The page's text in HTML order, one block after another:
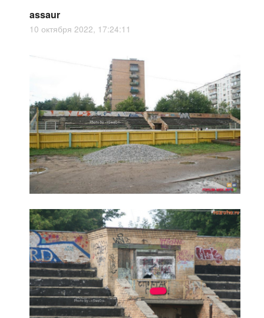
assaur
10 октября 2022, 17:24:11